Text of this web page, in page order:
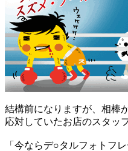
結構前になりますが、相棒
応対していたお店のスタッ
「今ならデ○タルフォトフ